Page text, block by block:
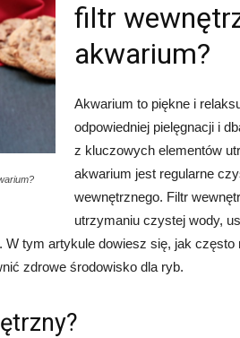
filtr
akwarium?
Akwarium to piękne i
odpowiedniej pielęgnacji i
z kluczowych elementów
akwarium jest regularne
wewnętrznego. Filtr
utrzymaniu czystej wody,
W tym artykule dowiesz się, jak
zdrowe środowisko dla ryb.